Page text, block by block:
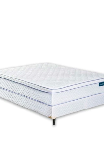
EUROPILLOW - ONE SIDE, Altura
de colchón 24 cm y 59 cm la
suma del colchón y el sommier.
Alta Densidad 30 Kg